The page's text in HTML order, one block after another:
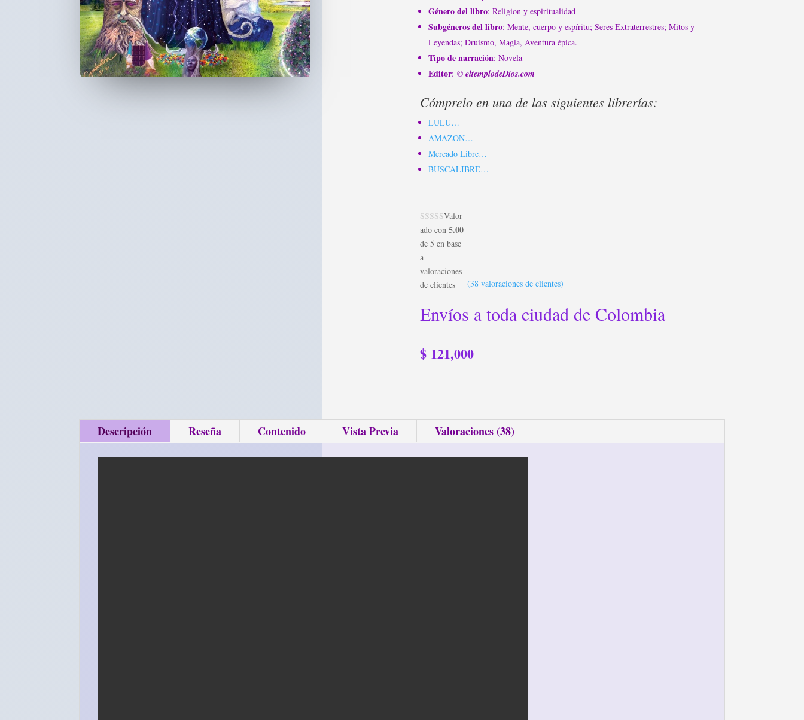
Género del libro: Religion y espiritualidad
Subgéneros del libro: Mente, cuerpo y espíritu; Seres Extraterrestres; Mitos y
Leyendas; Druismo, Magia, Aventura épica.
Tipo de narración: Novela
Editor: © eltemplodeDios.com
Cómprelo en una de las siguientes librerías:
LULU…
AMAZON…
Mercado Libre…
BUSCALIBRE…
Valor
ado con 5.00
de 5 en base
a
valoraciones
de clientes
(38 valoraciones de clientes)
Envíos a toda ciudad de Colombia
$121,000
Descripción Reseña Contenido Vista Previa Valoraciones (38)